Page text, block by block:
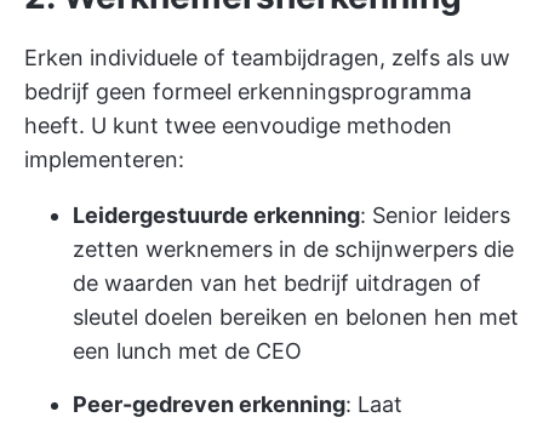
Erken individuele of teambijdragen, zelfs als uw
bedrijf geen formeel erkenningsprogramma
heeft. U kunt twee eenvoudige methoden
implementeren:
Leidergestuurde erkenning: Senior leiders
zetten werknemers in de schijnwerpers die
de waarden van het bedrijf uitdragen of
sleutel doelen bereiken en belonen hen met
een lunch met de CEO
Peer-gedreven erkenning: Laat